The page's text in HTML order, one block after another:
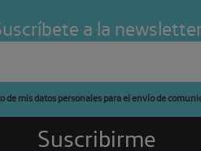
a la
mis datos personales para el envío de